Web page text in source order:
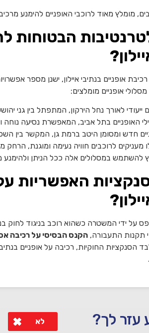
מומלץ מאוד לרוכבי האופניים להימנע
הבטוחות
אופניים בנתיבי איילון, ישנן מספר
אופניים מומלצים:
ייעודי לאורך נחל הירקון, המתפתל בין גני
האופניים בתל אביב, המאפשרת נסיעה נוחה
חדש ומסומן היטב ברמת גן, המקשר בין
מעניקים לרוכבים חוויה נעימה ומוגנת,
להשתמש במסלולים אלה ככל הניתן ולהימנע
האפשריות
על ידי המשטרה כשהוא רוכב בניגוד לחוק
תקנות התעבורה, הקנס הבסיסי על רכיבה
הסנקציות החוקיות, רכיבה על אופניים
עזר לך? לא